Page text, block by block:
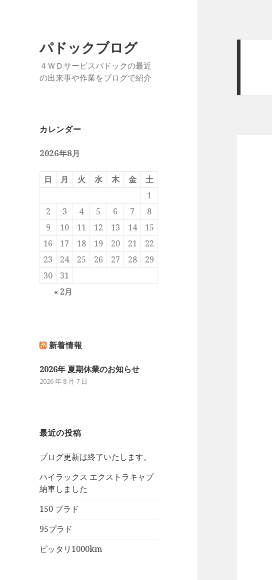
パドックブログ
４ＷＤサービスパドックの最近
の出来事や作業をブログで紹介
カレンダー
2026年8月
日 月 火 水 木 金
土
1
2
3 4 5 6 7
8
9
10 11 12 13 14
15
16
17 18 19 20 21
22
23
24 25 26 27 28
29
30
31
« 2月
新着情報
2026年 夏期休業のお知らせ
2026 年 8 月 7 日
最近の投稿
ブログ更新は終了いたします。
ハイラックス エクストラキャブ
納車しました
150 プラド
95プラド
ピッタリ1000km